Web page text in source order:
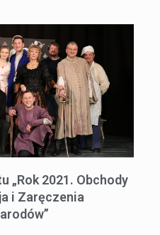
„Rok 2021. Obchody
i Zaręczenia